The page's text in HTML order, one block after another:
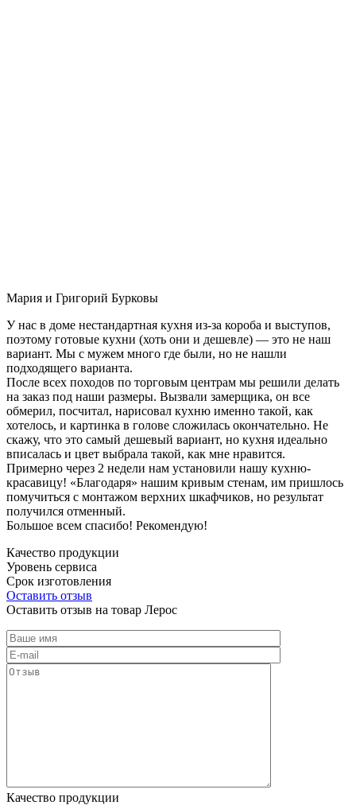
Мария и Григорий Бурковы
У нас в доме нестандартная кухня из-за короба и выступов,
поэтому готовые кухни (хоть они и дешевле) — это не наш
вариант. Мы с мужем много где были, но не нашли
подходящего варианта.
После всех походов по торговым центрам мы решили делать
на заказ под наши размеры. Вызвали замерщика, он все
обмерил, посчитал, нарисовал кухню именно такой, как
хотелось, и картинка в голове сложилась окончательно. Не
скажу, что это самый дешевый вариант, но кухня идеально
вписалась и цвет выбрала такой, как мне нравится.
Примерно через 2 недели нам установили нашу кухню-
красавицу! «Благодаря» нашим кривым стенам, им пришлось
помучиться с монтажом верхних шкафчиков, но результат
получился отменный.
Большое всем спасибо! Рекомендую!
Качество продукции
Уровень сервиса
Срок изготовления
Оставить отзыв
Оставить отзыв на товар Лерос
Качество продукции